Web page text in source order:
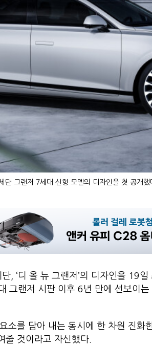
단 그랜저 7세대 신형 모델의 디자인을 첫 공개
, ‘디 올 뉴 그랜저’의 디자인을 19일
그랜저 시판 이후 6년 만에 선보이는
소를 담아 내는 동시에 한 차원 진화
줄 것이라고 자신했다.